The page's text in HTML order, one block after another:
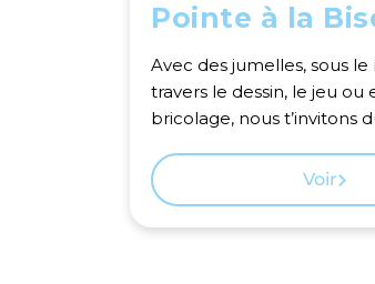
Pointe à la
spécial yoga
Avec des jumelles, sous
travers le dessin, le jeu ou
bricolage, nous t’invitons
Voir